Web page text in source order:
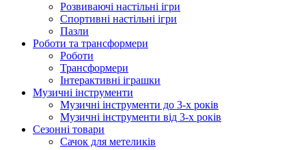
Розвиваючі настільні ігри
Спортивні настільні ігри
Пазли
Роботи та трансформери
Роботи
Трансформери
Інтерактивні іграшки
Музичні інструменти
Музичні інструменти до 3-х років
Музичні інструменти від 3-х років
Сезонні товари
Сачок для метеликів